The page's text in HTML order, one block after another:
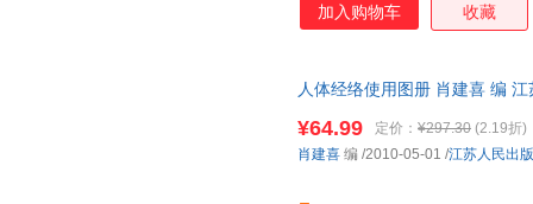
针对的多种常见疾病，可以帮
加入购物车 收藏
人体经络使用图册 肖建喜 编
¥64.99 定价： ¥297.30 (2.19折)
肖建喜 编 /2010-05-01 /江苏人民出